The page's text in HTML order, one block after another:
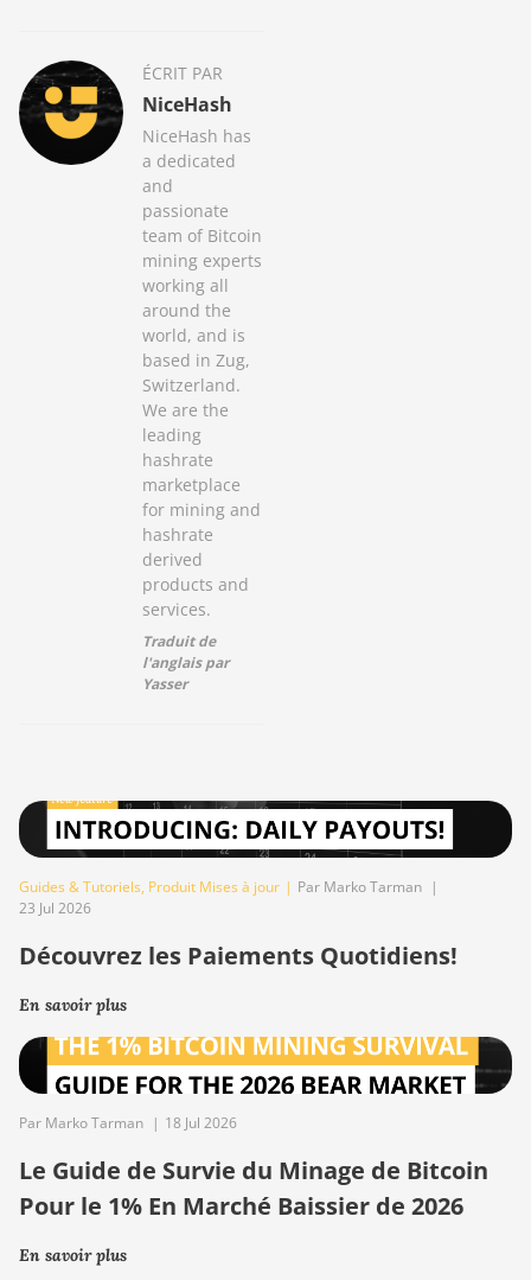
ÉCRIT PAR
NiceHash
NiceHash has
a dedicated
and
passionate
team of Bitcoin
mining experts
working all
around the
world, and is
based in Zug,
Switzerland.
We are the
leading
hashrate
marketplace
for mining and
hashrate
derived
products and
services.
Traduit de
l'anglais par
Yasser
Guides & Tutoriels, Produit Mises à jour | Par Marko Tarman |
23 Jul 2026
Découvrez les Paiements Quotidiens!
En savoir plus
Par Marko Tarman | 18 Jul 2026
Le Guide de Survie du Minage de Bitcoin
Pour le 1% En Marché Baissier de 2026
En savoir plus